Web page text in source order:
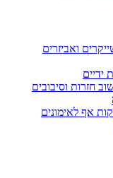
ואביזרים
ידיים
חזרות וסיבובים
אף לאימונים